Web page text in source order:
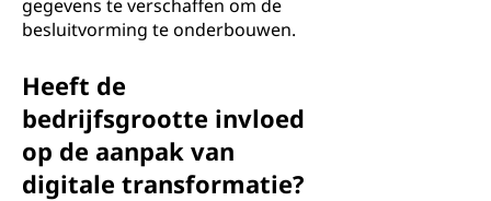
gegevens te verschaffen om de
besluitvorming te onderbouwen.
Heeft de
bedrijfsgrootte invloed
op de aanpak van
digitale transformatie?